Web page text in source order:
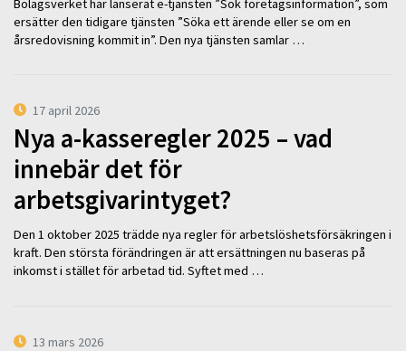
Bolagsverket har lanserat e-tjänsten ”Sök företagsinformation”, som
ersätter den tidigare tjänsten ”Söka ett ärende eller se om en
årsredovisning kommit in”. Den nya tjänsten samlar …
17 april 2026
Nya a-kasseregler 2025 – vad
innebär det för
arbetsgivarintyget?
Den 1 oktober 2025 trädde nya regler för arbetslöshetsförsäkringen i
kraft. Den största förändringen är att ersättningen nu baseras på
inkomst i stället för arbetad tid. Syftet med …
13 mars 2026